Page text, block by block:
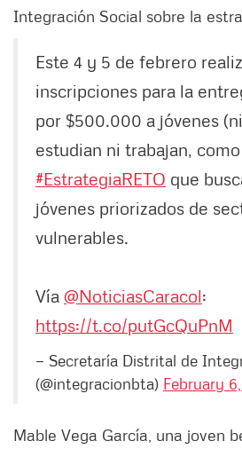
Integración Social sobre la
Este 4 y 5 de febrero
inscripciones para la
por $500.000 a jóvenes
estudian ni trabajan,
#EstrategiaRETO que
jóvenes priorizados de
vulnerables.
Vía @NoticiasCaracol:
https://t.co/putGcQuPnM
— Secretaría Distrital de
(@integracionbta) February
Mable Vega García, una joven